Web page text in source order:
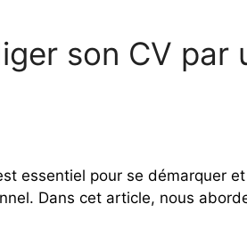
son CV par
essentiel pour se démarquer
Dans cet article, nous